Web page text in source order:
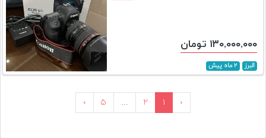
۱۳۰,۰۰۰,۰۰۰ تومان
البرز ۲ ماه پیش
‹ ۱ ۲ ... ۵ ›